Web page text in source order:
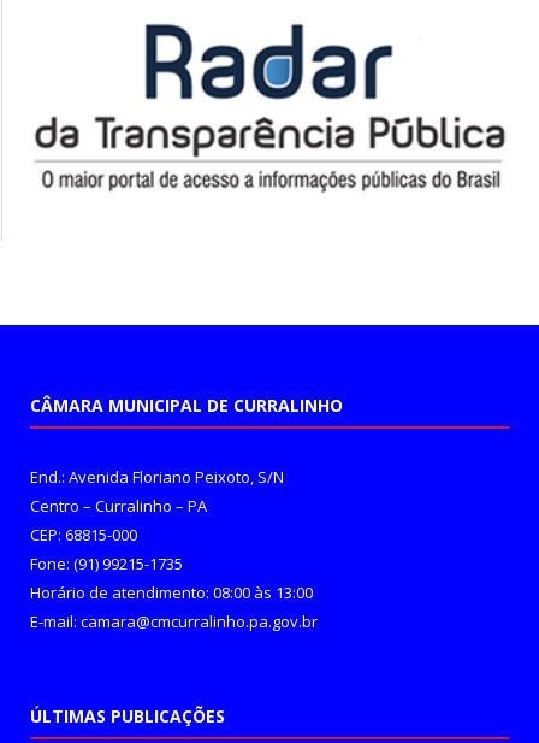
CÂMARA MUNICIPAL DE CURRALINHO
End.: Avenida Floriano Peixoto, S/N
Centro – Curralinho – PA
CEP: 68815-000
Fone: (91) 99215-1735
Horário de atendimento: 08:00 às 13:00
E-mail: camara@cmcurralinho.pa.gov.br
ÚLTIMAS PUBLICAÇÕES